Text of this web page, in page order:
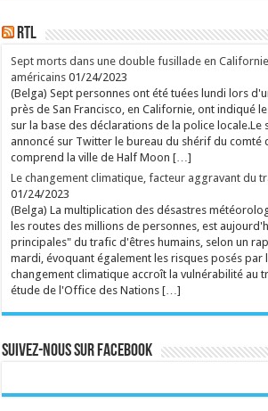
tacle du chanteur au Ronquières Festival
Le chanteur belge n'a pas manqué l'occasion de
glisser une pique politique sur la scène du festival,
dans un échange qui a rapidement fait réagir le
public. ...
Ecrit le 08/08 17:49
Entre le lac de Constance et la piscine de Violetta
Ecrit le 08/08 15:52
Après avoir déclenché une polémique retentissante,
la chanteuse néerlandaise était particulièrement
attendue pour son passage à Genk. ...
Ecrit le 08/08 14:21
RTL
Sept morts dans une double fusillade en
américains 01/24/2023
(Belga) Sept personnes ont été tuées lundi lors
près de San Francisco, en Californie, ont indiqué
sur la base des déclarations de la police locale.Le
annoncé sur Twitter le bureau du shérif du comté
comprend la ville de Half Moon […]
Le changement climatique, facteur aggravant du
01/24/2023
(Belga) La multiplication des désastres
les routes des millions de personnes, est
principales" du trafic d'êtres humains, selon un
mardi, évoquant également les risques posés par
changement climatique accroît la vulnérabilité au
étude de l'Office des Nations […]
Suivez-nous sur Facebook